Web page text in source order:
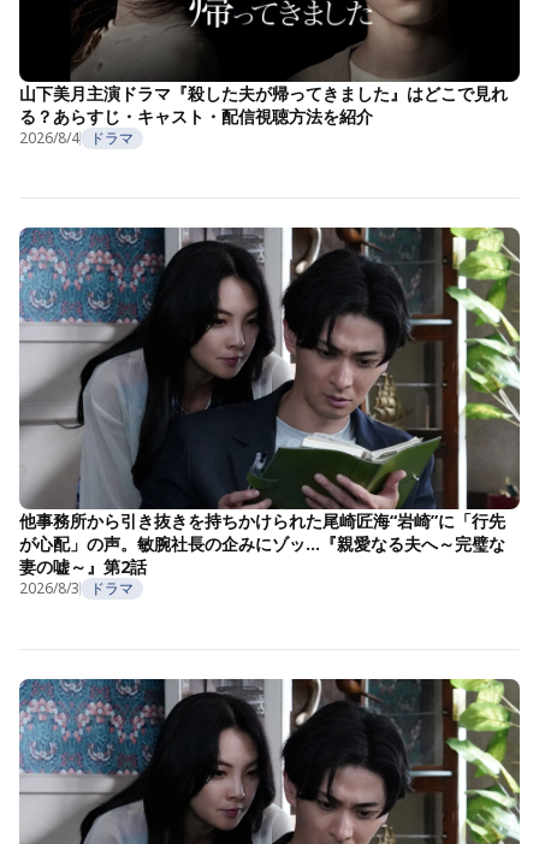
山下美月主演ドラマ『殺した夫が帰ってきました』はどこで見れ
る？あらすじ・キャスト・配信視聴方法を紹介
2026/8/4 ドラマ
他事務所から引き抜きを持ちかけられた尾崎匠海“岩崎”に「行先
が心配」の声。敏腕社長の企みにゾッ…『親愛なる夫へ～完璧な
妻の嘘～』第2話
2026/8/3 ドラマ